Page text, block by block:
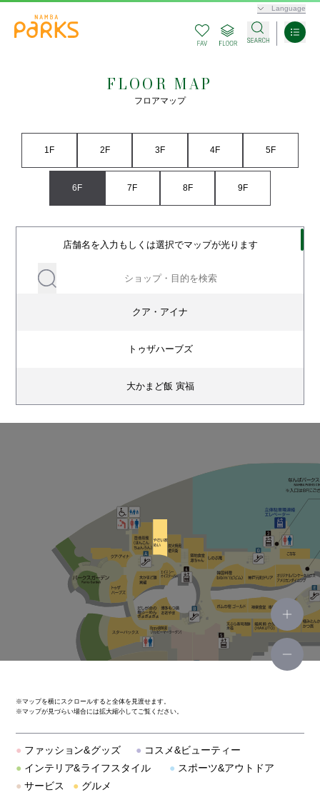
Language
FLOOR MAP
フロアマップ
1F 2F 3F 4F 5F
6F 7F 8F 9F
店舗名を入力もしくは選択でマップが光ります
クア・アイナ
トゥザハーブズ
大かまど飯 寅福
エイス シー オイスターバー
やさい家めい
炭火焼鳥 権兵衛
築地食堂 源ちゃん
しのぶ庵
韓国料理 bibim'（ビビム）
こなな
※マップを横にスクロールすると全体を見渡せます。
※マップが見づらい場合には拡大縮小してご覧ください。
● ファッション&グッズ ● コスメ&ビューティー
● インテリア&ライフスタイル ● スポーツ&アウトドア
● サービス ● グルメ